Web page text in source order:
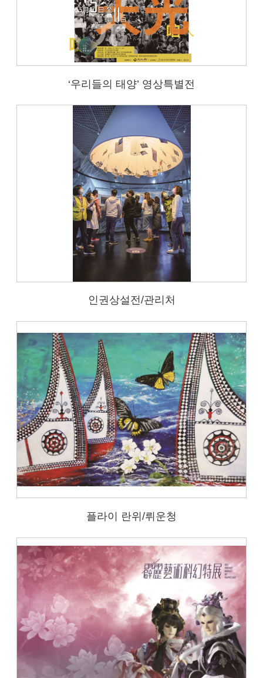
‘우리들의 태양’ 영상특별전
인권상설전/관리처
플라이 란위/뤼운청